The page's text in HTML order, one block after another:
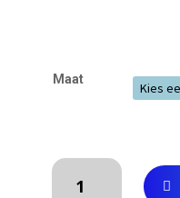
Maat
Zeegroene
maillot